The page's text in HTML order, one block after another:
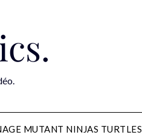
MUTANT NINJAS TURTLES